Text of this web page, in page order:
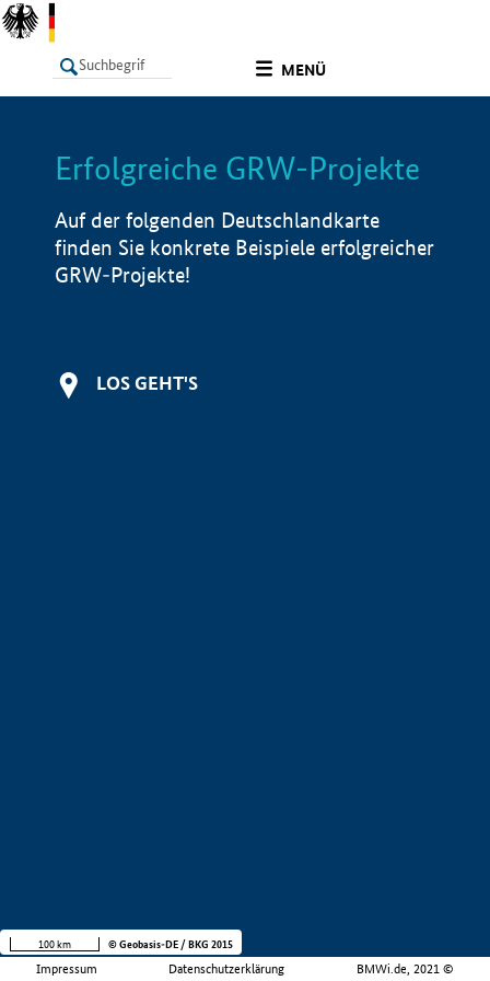
MENÜ
LISTE Info
Erfolgreiche GRW-Projekte
Auf der folgenden Deutschlandkarte
finden Sie konkrete Beispiele erfolgreicher
GRW-Projekte!
LOS GEHT'S
Impressum Datenschutzerklärung BMWi.de, 2021 ©
100 km © Geobasis-DE / BKG 2015